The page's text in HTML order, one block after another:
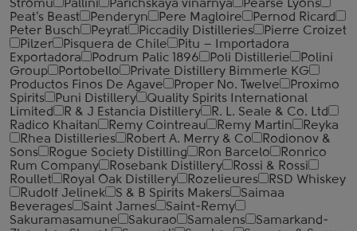
Stromu
Pallini Parichskaya vinarnya
Pearse Lyons
Peat's Beast
Penderyn Pere Magloire
Pernod Ricard
Peter Busch
Peyrat Piccadily Distilleries
Pierre Croizet
Pilzer
Pisquera de Chile
Pitu – Importadora
Exportadora
Podrum Palic 1896 Poli Distillerie
Polini
Group
Portobello
Private Distillery Bimmerle KG
Productos Finos De Agave
Proper No. Twelve
Proximo
Spirits
Puni Distillery
Quality Spirits International
Limited
R & J Estancia Distillery
R. L. Seale & Co. Ltd
Radico Khaitan
Remy Cointreau Remy Martin
Reyka
Rhea Distilleries
Robert A. Merry & Co
Rodionov &
Sons
Rogue Society Distilling Ron Barcelo
Ronrico
Rum Company
Rosebank Distillery
Rossi & Rossi
Roullet
Royal Oak Distillery Rozelieures
RSD Whiskey
Rudolf Jelinek
S & B Spirits Makers
Saimaa
Beverages
Saint James
Saint-Remy
Sakuramasamune
Sakurao Samalens
Samarkand-